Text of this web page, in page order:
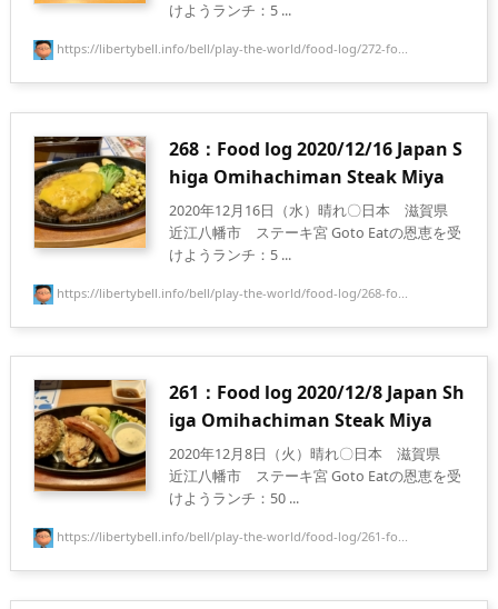
けようランチ：5 ...
https://libertybell.info/bell/play-the-world/food-log/272-fo...
268：Food log 2020/12/16 Japan S
higa Omihachiman Steak Miya
2020年12月16日（水）晴れ〇日本 滋賀県
近江八幡市 ステーキ宮 Goto Eatの恩恵を受
けようランチ：5 ...
https://libertybell.info/bell/play-the-world/food-log/268-fo...
261：Food log 2020/12/8 Japan Sh
iga Omihachiman Steak Miya
2020年12月8日（火）晴れ〇日本 滋賀県
近江八幡市 ステーキ宮 Goto Eatの恩恵を受
けようランチ：50 ...
https://libertybell.info/bell/play-the-world/food-log/261-fo...